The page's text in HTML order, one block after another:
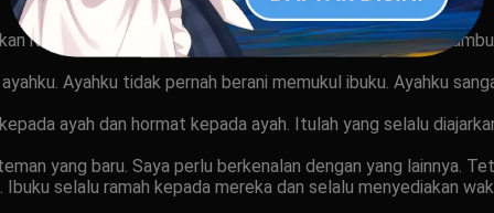
itu lagi yasayang, emak sayang Sama Harly.. dibelainya
Ayahku tidak pernah berani memukul ibuku. Ayahku
ayah dan hormat kepada ayah. Itulah yang selalu
yang baru. Saya perlu berkenalan dengan yang lainnya.
selalu ramah kepada mereka dan selalu menyediakan